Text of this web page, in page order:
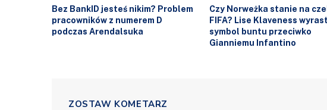
Bez BankID jesteś nikim? Problem
pracowników z numerem D
podczas Arendalsuka
Czy Norweżka stanie na
FIFA? Lise Klaveness
symbol buntu przeciwko
Gianniemu Infantino
ZOSTAW KOMETARZ